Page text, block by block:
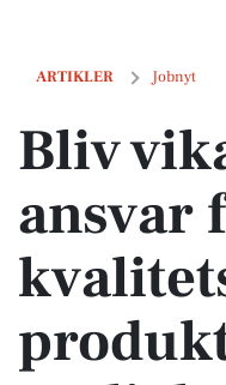
ARTIKLER Jobnyt
Bliv vikar med ansvar
Bliv
ansvar